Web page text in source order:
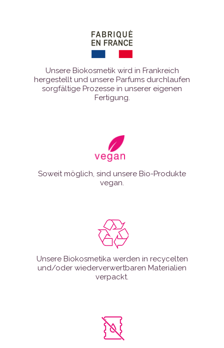
Unsere Biokosmetik wird in Frankreich
hergestellt und unsere Parfums durchlaufen
sorgfältige Prozesse in unserer eigenen
Fertigung.
Soweit möglich, sind unsere Bio-Produkte
vegan.
Unsere Biokosmetika werden in recycelten
und/oder wiederverwertbaren Materialien
verpackt.